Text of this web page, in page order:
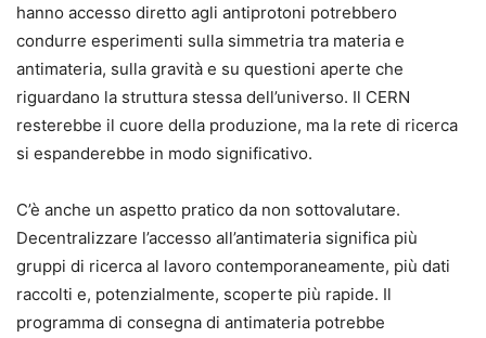
hanno accesso diretto agli antiprotoni potrebbero
condurre esperimenti sulla simmetria tra materia e
antimateria, sulla gravità e su questioni aperte che
riguardano la struttura stessa dell’universo. Il CERN
resterebbe il cuore della produzione, ma la rete di ricerca
si espanderebbe in modo significativo.
C’è anche un aspetto pratico da non sottovalutare.
Decentralizzare l’accesso all’antimateria significa più
gruppi di ricerca al lavoro contemporaneamente, più dati
raccolti e, potenzialmente, scoperte più rapide. Il
programma di consegna di antimateria potrebbe